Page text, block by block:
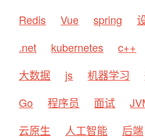
Redis
Vue spring
.net
kubernetes c++
大数据
js 机器学习
Go
程序员 面试
云原生
人工智能 后端